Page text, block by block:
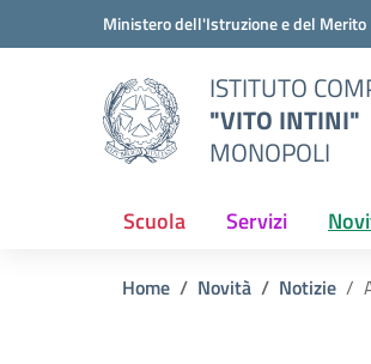
Vai ai contenuti
Vai al menu di navigazioneMinistero dell'Istruzione e del Merito
ISTITUTO
"VITO INTINI"
MONOPOLI
Scuola Servizi
Home Novità Notizie